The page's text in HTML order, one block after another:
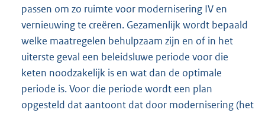
passen om zo ruimte voor modernisering IV en
vernieuwing te creëren. Gezamenlijk wordt bepaald
welke maatregelen behulpzaam zijn en of in het
uiterste geval een beleidsluwe periode voor die
keten noodzakelijk is en wat dan de optimale
periode is. Voor die periode wordt een plan
opgesteld dat aantoont dat door modernisering (het